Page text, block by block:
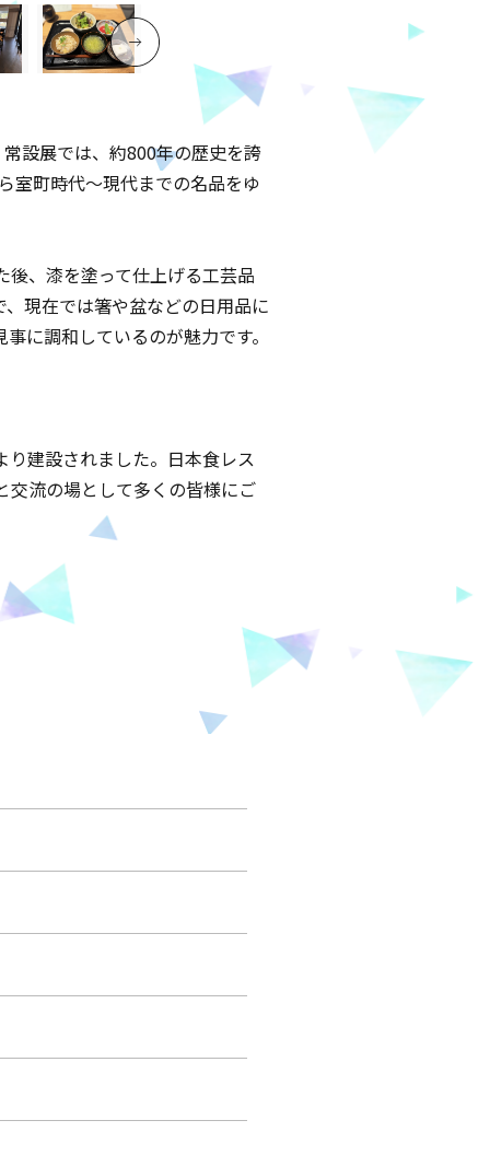
設展では、約800年の歴史を誇
室町時代～現代までの名品をゆ
、漆を塗って仕上げる工芸品
現在では箸や盆などの日用品に
に調和しているのが魅力です。
建設されました。日本食レス
交流の場として多くの皆様にご